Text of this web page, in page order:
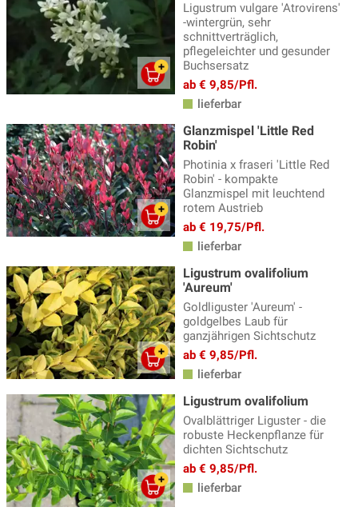
Wildobst-Hecke(47)
Ligustrum vulgare 'Atrovirens'
-wintergrün, sehr
schnittverträglich,
pflegeleichter und gesunder
Buchsersatz
ab € 9,85/Pfl.
lieferbar
Glanzmispel 'Little Red
Robin'
Photinia x fraseri 'Little Red
Robin' - kompakte
Glanzmispel mit leuchtend
rotem Austrieb
ab € 19,75/Pfl.
lieferbar
Ligustrum ovalifolium
'Aureum'
Goldliguster 'Aureum' -
goldgelbes Laub für
ganzjährigen Sichtschutz
ab € 9,85/Pfl.
lieferbar
Ligustrum ovalifolium
Ovalblättriger Liguster - die
robuste Heckenpflanze für
dichten Sichtschutz
ab € 9,85/Pfl.
lieferbar